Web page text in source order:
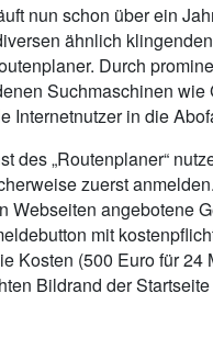
nun schon über ein
ähnlich
Durch
Suchmaschinen wie
Internetnutzer in die
des „Routenplaner“
zuerst
Webseiten angebotene
mit
Kosten (500 Euro für 24
Bildrand der